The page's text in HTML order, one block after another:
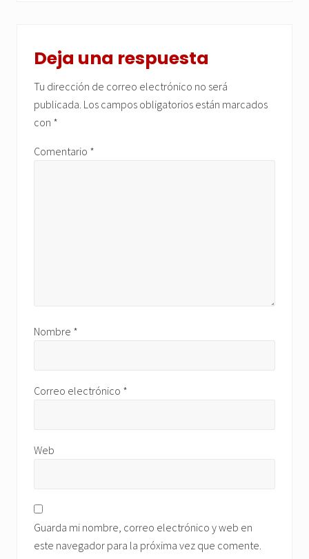
con
los
lectores
Deja una respuesta
Tu dirección de correo electrónico no será
publicada. Los campos obligatorios están marcados
con *
Comentario *
Nombre *
Correo electrónico *
Web
Guarda mi nombre, correo electrónico y web en
este navegador para la próxima vez que comente.